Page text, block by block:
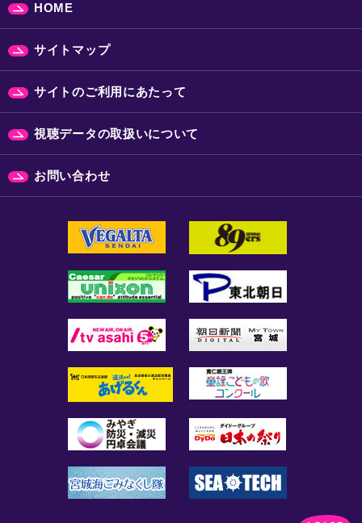
HOME
サイトマップ
サイトのご利用にあたって
視聴データの取扱いについて
お問い合わせ